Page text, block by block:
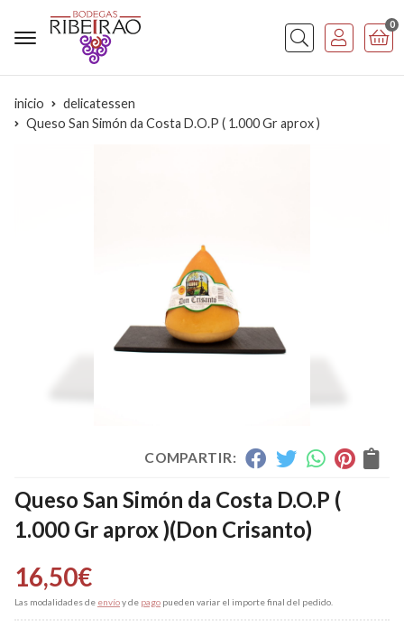
Buscar
0
inicio
delicatessen
Queso San Simón da Costa D.O.P ( 1.000 Gr aprox )
COMPARTIR:
Queso San Simón da Costa D.O.P (
1.000 Gr aprox )(Don Crisanto)
16,50€
Las modalidades de envíoy de pago pueden variar el importe final del pedido.